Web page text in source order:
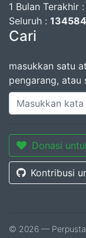
1 Bulan Terakhir :
Seluruh :
Cari
masukkan satu
pengarang, atau
Donasi
Kontribusi
© 2026 —